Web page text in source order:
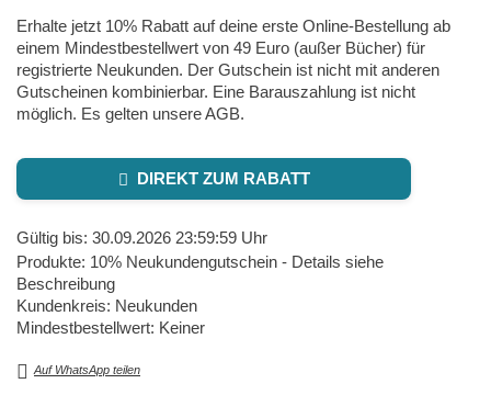
Erhalte jetzt 10% Rabatt auf deine erste Online-Bestellung ab
einem Mindestbestellwert von 49 Euro (außer Bücher) für
registrierte Neukunden. Der Gutschein ist nicht mit anderen
Gutscheinen kombinierbar. Eine Barauszahlung ist nicht
möglich. Es gelten unsere AGB.
DIREKT ZUM RABATT
Gültig bis: 30.09.2026 23:59:59 Uhr
Produkte: 10% Neukundengutschein - Details siehe
Beschreibung
Kundenkreis: Neukunden
Mindestbestellwert: Keiner
Auf WhatsApp teilen